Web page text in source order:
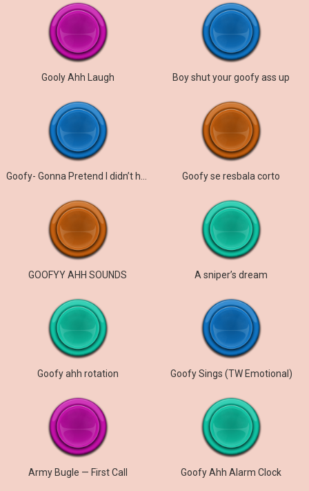
Gooly Ahh Laugh Boy shut your goofy ass up
Goofy se resbala corto
GOOFYY AHH SOUNDS A sniper’s dream
Goofy ahh rotation Goofy Sings (TW Emotional)
Army Bugle — First Call Goofy Ahh Alarm Clock